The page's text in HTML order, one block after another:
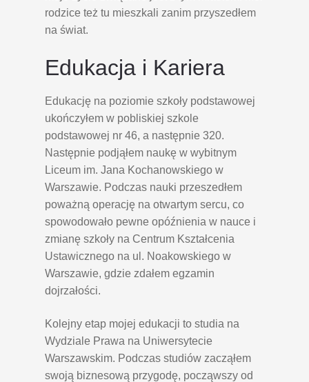
rodzice też tu mieszkali zanim przyszedłem
na świat.
Edukacja i Kariera
Edukację na poziomie szkoły podstawowej
ukończyłem w pobliskiej szkole
podstawowej nr 46, a następnie 320.
Następnie podjąłem naukę w wybitnym
Liceum im. Jana Kochanowskiego w
Warszawie. Podczas nauki przeszedłem
poważną operację na otwartym sercu, co
spowodowało pewne opóźnienia w nauce i
zmianę szkoły na Centrum Kształcenia
Ustawicznego na ul. Noakowskiego w
Warszawie, gdzie zdałem egzamin
dojrzałości.
Kolejny etap mojej edukacji to studia na
Wydziale Prawa na Uniwersytecie
Warszawskim. Podczas studiów zacząłem
swoją biznesową przygodę, począwszy od